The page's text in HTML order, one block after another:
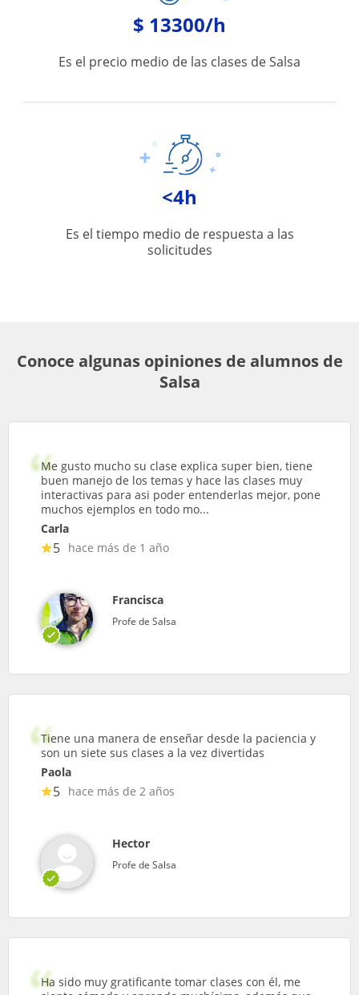
$ 13300/h
Es el precio medio de las clases de Salsa
<4h
Es el tiempo medio de respuesta a las
solicitudes
Conoce algunas opiniones de alumnos de
Salsa
Me gusto mucho su clase explica super bien, tiene
buen manejo de los temas y hace las clases muy
interactivas para asi poder entenderlas mejor, pone
muchos ejemplos en todo mo...
Carla
5 hace más de 1 año
Francisca
Profe de Salsa
Tiene una manera de enseñar desde la paciencia y
son un siete sus clases a la vez divertidas
Paola
5 hace más de 2 años
Hector
Profe de Salsa
Ha sido muy gratificante tomar clases con él, me